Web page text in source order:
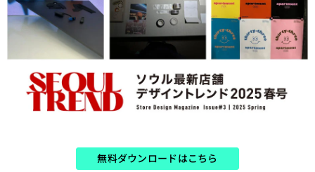
無料ダウンロードはこちら